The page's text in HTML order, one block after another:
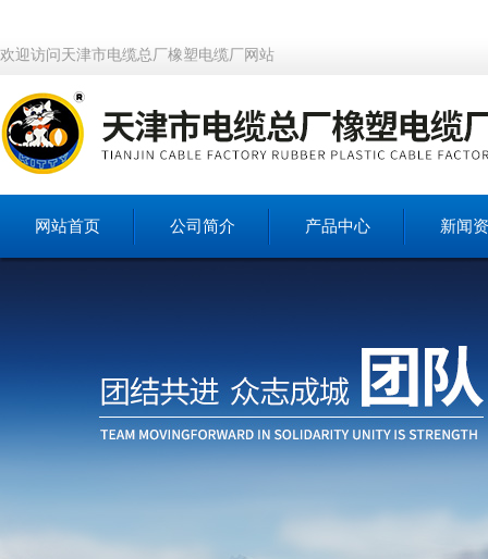
欢迎访问天津市电缆总厂橡塑电缆厂网站
网站首页 公司简介 产品中心 新闻